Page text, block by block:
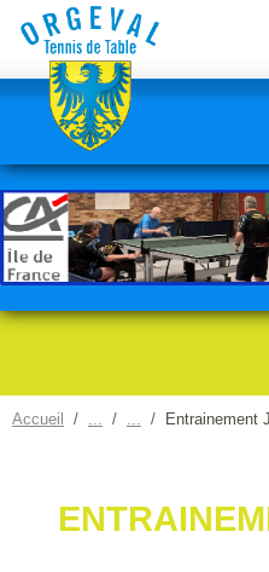
Accueil Entrainement
Panneau de gestion des cookies